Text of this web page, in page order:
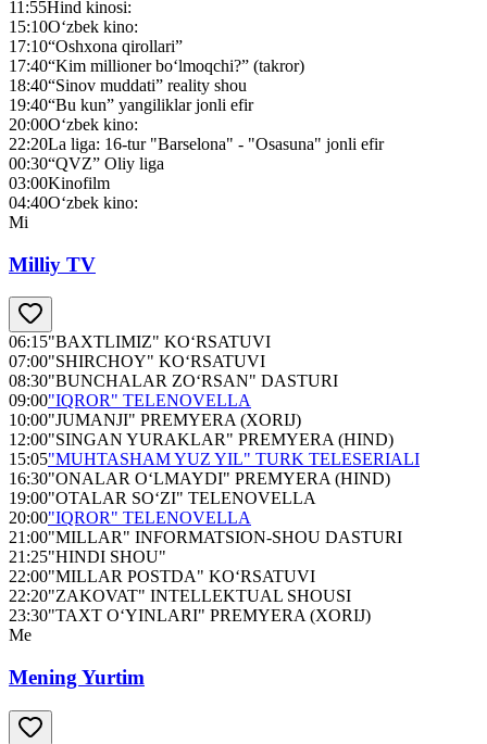
11:55Hind kinosi:
15:10O‘zbek kino:
17:10“Oshxona qirollari”
17:40“Kim millioner bo‘lmoqchi?” (takror)
18:40“Sinov muddati” reality shou
19:40“Bu kun” yangiliklar jonli efir
20:00O‘zbek kino:
22:20La liga: 16-tur "Barselona" - "Osasuna" jonli efir
00:30“QVZ” Оliy liga
03:00Kinofilm
04:40O‘zbek kino:
Mi
Milliy TV
06:15"BAXTLIMIZ" KO‘RSATUVI
07:00"SHIRCHOY" KO‘RSATUVI
08:30"BUNCHALAR ZO‘RSAN" DASTURI
09:00"IQROR" TELENOVELLA
10:00"JUMANJI" PREMYERA (XORIJ)
12:00"SINGAN YURAKLAR" PREMYERA (HIND)
15:05"MUHTASHAM YUZ YIL" TURK TELESERIALI
16:30"ONALAR O‘LMAYDI" PREMYERA (HIND)
19:00"OTALAR SO‘ZI" TELENOVELLA
20:00"IQROR" TELENOVELLA
21:00"MILLAR" INFORMATSION-SHOU DASTURI
21:25"HINDI SHOU"
22:00"MILLAR POSTDA" KO‘RSATUVI
22:20"ZAKOVAT" INTELLEKTUAL SHOUSI
23:30"TAXT O‘YINLARI" PREMYERA (XORIJ)
Me
Mening Yurtim